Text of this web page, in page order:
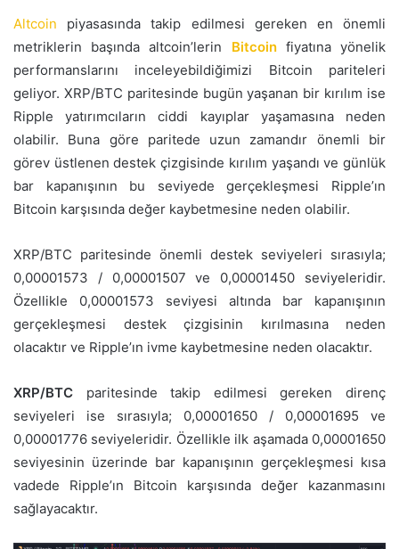
Altcoin piyasasında takip edilmesi gereken en önemli
metriklerin başında altcoin’lerin Bitcoinfiyatına yönelik
performanslarını inceleyebildiğimizi Bitcoin pariteleri
geliyor. XRP/BTC paritesinde bugün yaşanan bir kırılım ise
Ripple yatırımcıların ciddi kayıplar yaşamasına neden
olabilir. Buna göre paritede uzun zamandır önemli bir
görev üstlenen destek çizgisinde kırılım yaşandı ve günlük
bar kapanışının bu seviyede gerçekleşmesi Ripple’ın
Bitcoin karşısında değer kaybetmesine neden olabilir.
XRP/BTC paritesinde önemli destek seviyeleri sırasıyla;
0,00001573 / 0,00001507 ve 0,00001450 seviyeleridir.
Özellikle 0,00001573 seviyesi altında bar kapanışının
gerçekleşmesi destek çizgisinin kırılmasına neden
olacaktır ve Ripple’ın ivme kaybetmesine neden olacaktır.
XRP/BTC paritesinde takip edilmesi gereken direnç
seviyeleri ise sırasıyla; 0,00001650 / 0,00001695 ve
0,00001776 seviyeleridir. Özellikle ilk aşamada 0,00001650
seviyesinin üzerinde bar kapanışının gerçekleşmesi kısa
vadede Ripple’ın Bitcoin karşısında değer kazanmasını
sağlayacaktır.